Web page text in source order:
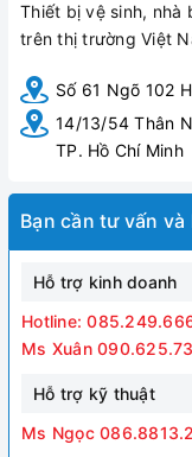
Thiết bị vệ sinh, nhà
trên thị trường Việt
Số 61 Ngõ 102
14/13/54 Thân
TP. Hồ Chí Minh
Bạn cần tư vấn
Hỗ trợ kinh doanh
Hotline:
Ms Xuân
Hỗ trợ kỹ thuật
Ms Ngọc